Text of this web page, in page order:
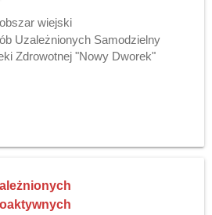
wiejski
Uzależnionych Samodzielny
Zdrowotnej "Nowy Dworek"